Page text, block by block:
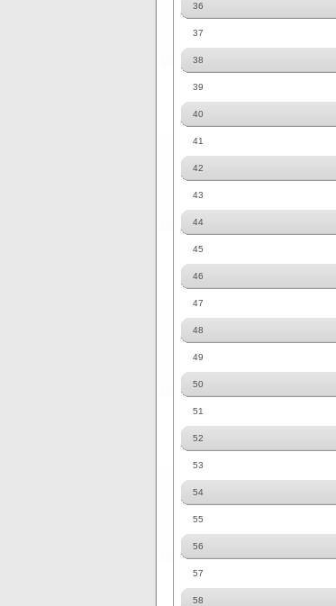
36
37
38
39
40
41
42
43
44
45
46
47
48
49
50
51
52
53
54
55
56
57
58